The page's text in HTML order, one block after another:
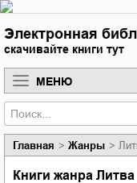
Электронная
скачивайте книги тут
МЕНЮ
Главная Жанры
Книги жанра Литва